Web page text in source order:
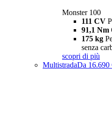
Monster 100
111 CV
91,1 Nm
175 kg
senza
scopri di più
MultistradaDa 16.690